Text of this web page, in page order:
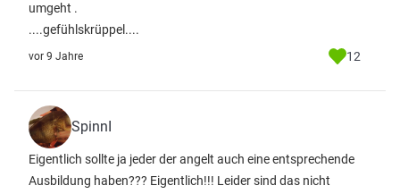
umgeht .
....gefühlskrüppel....
vor 9 Jahre 12
SpinnI
Eigentlich sollte ja jeder der angelt auch eine entsprechende
Ausbildung haben??? Eigentlich!!! Leider sind das nicht